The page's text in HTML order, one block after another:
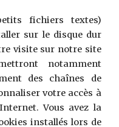
fichiers textes)
sur le disque dur
visite sur notre site
notamment
des chaînes de
votre accès à
Vous avez la
installés lors de